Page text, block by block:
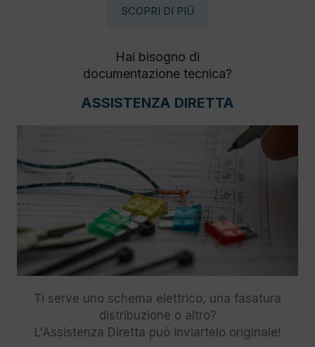
SCOPRI DI PIÙ
Hai bisogno di
documentazione tecnica?
ASSISTENZA DIRETTA
Ti serve uno schema elettrico, una fasatura
distribuzione o altro?
L'Assistenza Diretta può inviartelo originale!